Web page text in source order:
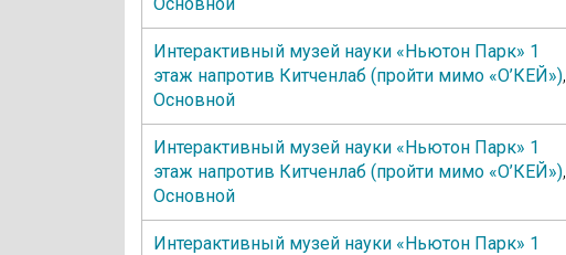
Интерактивный музей науки «Ньютон Парк» 1
этаж напротив Китченлаб (пройти мимо «О’КЕЙ»),
Основной
Интерактивный музей науки «Ньютон Парк» 1
этаж напротив Китченлаб (пройти мимо «О’КЕЙ»),
Основной
Интерактивный музей науки «Ньютон Парк» 1